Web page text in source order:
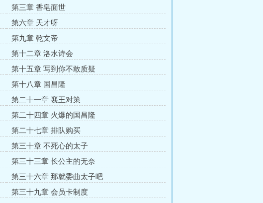
第三章 香皂面世
第六章 天才呀
第九章 乾文帝
第十二章 洛水诗会
第十五章 写到你不敢质疑
第十八章 国昌隆
第二十一章 襄王对策
第二十四章 火爆的国昌隆
第二十七章 排队购买
第三十章 不死心的太子
第三十三章 长公主的无奈
第三十六章 那就委曲太子吧
第三十九章 会员卡制度